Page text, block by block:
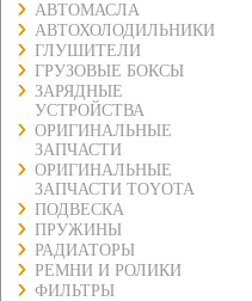
АВТОМАСЛА
АВТОХОЛОДИЛЬНИКИ
ГЛУШИТЕЛИ
ГРУЗОВЫЕ БОКСЫ
ЗАРЯДНЫЕ
УСТРОЙСТВА
ОРИГИНАЛЬНЫЕ
ЗАПЧАСТИ
ОРИГИНАЛЬНЫЕ
ЗАПЧАСТИ TOYOTA
ПОДВЕСКА
ПРУЖИНЫ
РАДИАТОРЫ
РЕМНИ И РОЛИКИ
ФИЛЬТРЫ